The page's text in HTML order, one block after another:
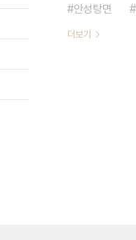
안성탕면
더보기